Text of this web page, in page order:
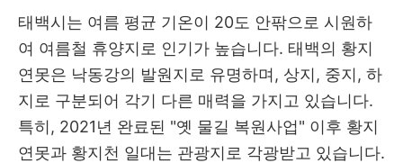
태백시는 여름 평균 기온이 20도 안팎으로 시원하
여 여름철 휴양지로 인기가 높습니다. 태백의 황지
연못은 낙동강의 발원지로 유명하며, 상지, 중지, 하
지로 구분되어 각기 다른 매력을 가지고 있습니다.
특히, 2021년 완료된 "옛 물길 복원사업" 이후 황지
연못과 황지천 일대는 관광지로 각광받고 있습니다.